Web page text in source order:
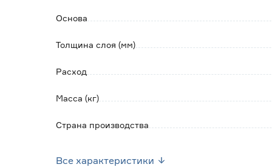
Количество слоев: 2-3.
Время высыхания: 1-2 часа.
Основа
Толщина слоя (мм)
Расход
Масса (кг)
Страна производства
Все характеристики